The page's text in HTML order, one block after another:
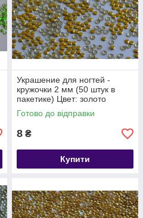
Украшение для ногтей -
кружочки 2 мм (50 штук в
пакетике) Цвет: золото
Готово до відправки
8 ₴
Купити